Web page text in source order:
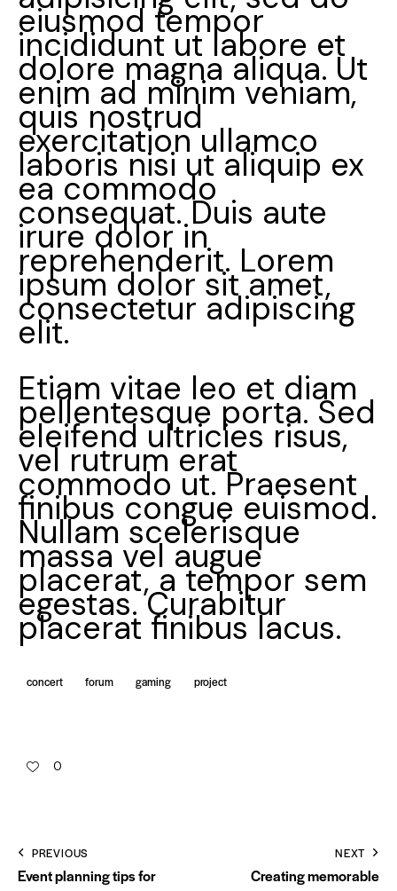
eiusmod tempor
incididunt ut labore et
dolore magna aliqua. Ut
enim ad minim veniam,
quis nostrud
exercitation ullamco
laboris nisi ut aliquip ex
ea commodo
consequat. Duis aute
irure dolor in
reprehenderit. Lorem
ipsum dolor sit amet,
consectetur adipiscing
elit.
Etiam vitae leo et diam
pellentesque porta. Sed
eleifend ultricies risus,
vel rutrum erat
commodo ut. Praesent
finibus congue euismod.
Nullam scelerisque
massa vel augue
placerat, a tempor sem
egestas. Curabitur
placerat finibus lacus.
concert forum gaming project
0
PREVIOUS
Event planning tips for
NEXT
Creating memorable